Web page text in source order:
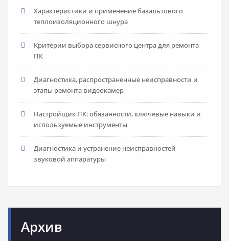
Характеристики и применение базальтового
теплоизоляционного шнура
Критерии выбора сервисного центра для ремонта
ПК
Диагностика, распространенные неисправности и
этапы ремонта видеокамер
Настройщик ПК: обязанности, ключевые навыки и
используемые инструменты
Диагностика и устранение неисправностей
звуковой аппаратуры
Архив